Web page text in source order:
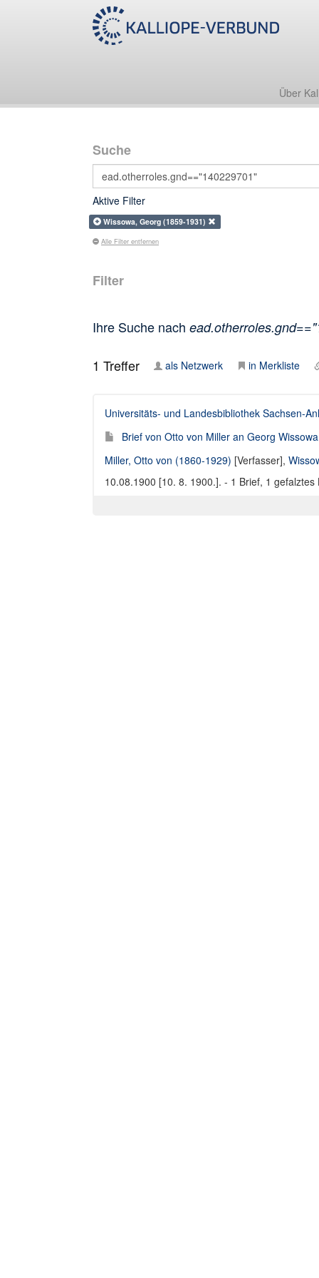
Über
Suche
Aktive Filter
Wissowa, Georg (1859-1931)
Alle Filter entfernen
Filter
Ihre Suche nach
1 Treffer als Netzwerk in Merkliste
Universitäts- und Landesbibliothek Sachsen-
Brief von Otto von Miller an Georg
Miller, Otto von (1860-1929) [Verfasser],
10.08.1900 [10. 8. 1900.]. - 1 Brief, 1 gefalztes